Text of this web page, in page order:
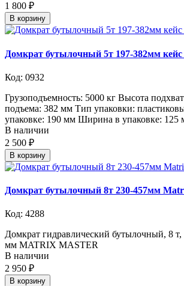
1 800 ₽
В корзину
Домкрат бутылочный 5т 197-382мм
Код: 0932
Грузоподъемность: 5000 кг Высота
подъема: 382 мм Тип упаковки:
упаковке: 190 мм Ширина в упаковке: 125
В наличии
2 500 ₽
В корзину
Домкрат бутылочный 8т 230-457мм
Код: 4288
Домкрат гидравлический бутылочный, 8
мм MATRIX MASTER
В наличии
2 950 ₽
В корзину